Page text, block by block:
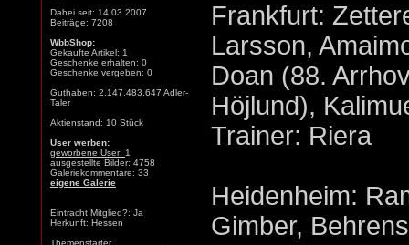
Dabei seit: 14.03.2007
Beiträge: 7208
WbbShop:
Gekaufte Artikel: 1
Geschenke erhalten: 0
Geschenke vergeben: 0
Guthaben: 2.147.483.647 Adler-
Taler
Aktienstand: 10 Stück
User werben:
geworbene User: 1
ausgestellte Bilder: 4758
Galeriekommentare: 33
eigene Galerie
Eintracht Mitglied?: Ja
Herkunft: Hessen
Themenstarter
Frankfurt:
Larsson,
Doan (88.
Höjlund),
Trainer: Riera
Heidenheim:
Gimber,